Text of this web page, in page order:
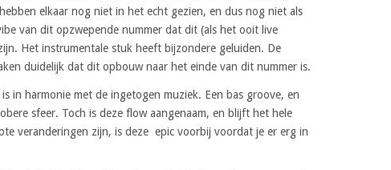
elkaar nog niet in het echt gezien, en dus nog niet als
van dit opzwepende nummer dat dit (als het ooit live
Het instrumentale stuk heeft bijzondere geluiden. De
duidelijk dat dit opbouw naar het einde van dit nummer is.
is in harmonie met de ingetogen muziek. Een bas groove, en
sfeer. Toch is deze flow aangenaam, en blijft het hele
veranderingen zijn, is deze epic voorbij voordat je er erg in